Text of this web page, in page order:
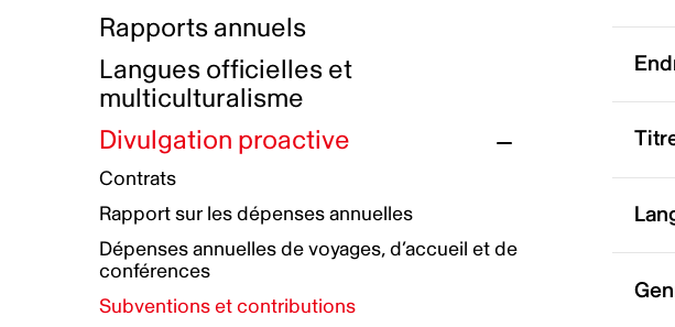
Initiatives autochtones
Plan de réconciliation autochtone
Groupe de travail autochtone
Principes directeurs sur le
harcèlement
Plan d’action pour la parité
Plan d'équité, de diversité,
d'inclusion et d'accessibilité
Boîte à outils pour le récit authentique
Collecte de données et l’auto-identification
Plan d'accessibilité
Rémunération et avantages
Prix et certifications
Nos valeurs d’entreprise
Rapports annuels
Langues officielles et
multiculturalisme
Divulgation proactive
Contrats
Rapport sur les dépenses annuelles
Dépenses annuelles de voyages, d’accueil et de
conférences
Subventions et contributions